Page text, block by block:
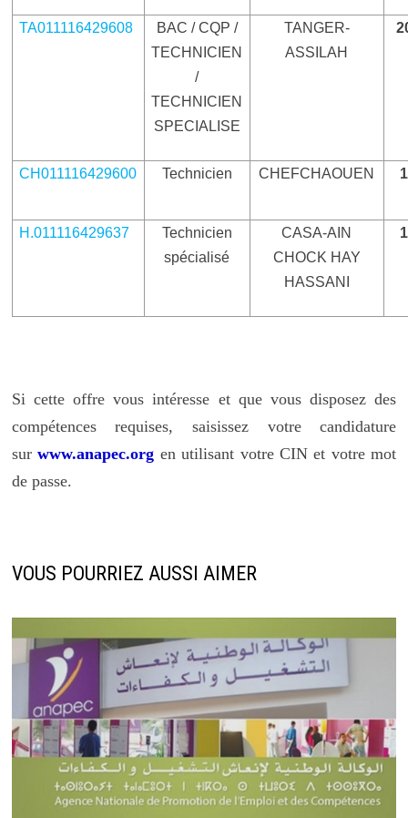
TA011116429608
BAC / CQP /
TECHNICIEN
/
TECHNICIEN
SPECIALISE
TANGER-
ASSILAH
CH011116429600 Technicien CHEFCHAOUEN 1
H.011116429637
Technicien
spécialisé
CASA-AIN
CHOCK HAY
HASSANI
1
Si cette offre vous intéresse et que vous disposez des
compétences requises, saisissez votre candidature
surwww.anapec.org en utilisant votre CIN et votre mot
de passe.
VOUS POURRIEZ AUSSI AIMER